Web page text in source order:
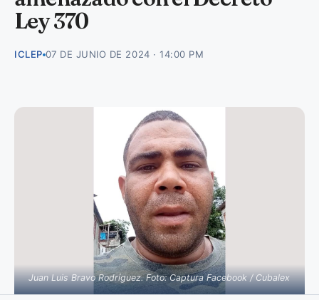
Ley 370
ICLEP 07 DE JUNIO DE 2024 · 14:00 PM
Juan Luis Bravo Rodríguez. Foto: Captura Facebook / Cubalex